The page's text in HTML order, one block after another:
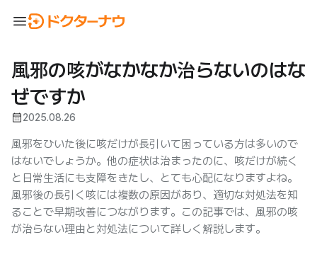
menu
風邪の咳がなかなか治らないのはな
ぜですか
calendar_month2025.08.26
風邪をひいた後に咳だけが長引いて困っている方は多いので
はないでしょうか。他の症状は治まったのに、咳だけが続く
と日常生活にも支障をきたし、とても心配になりますよね。
風邪後の長引く咳には複数の原因があり、適切な対処法を知
ることで早期改善につながります。この記事では、風邪の咳
が治らない理由と対処法について詳しく解説します。